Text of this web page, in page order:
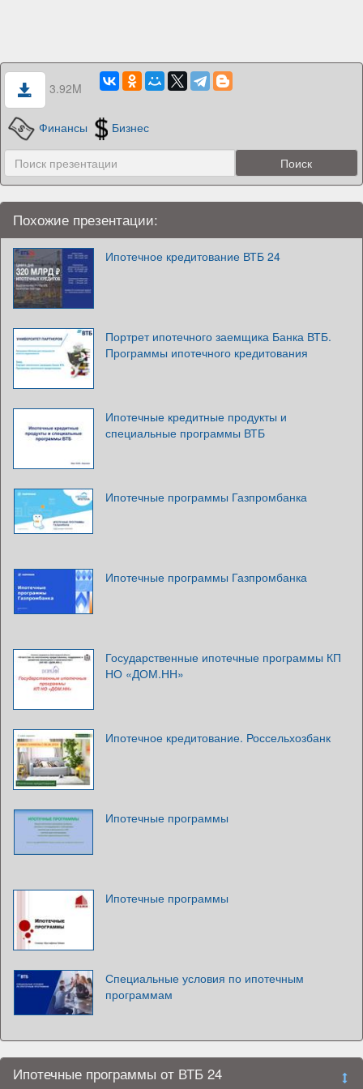
3.92M
Финансы Бизнес
Похожие презентации:
Ипотечное кредитование ВТБ 24
Портрет ипотечного заемщика Банка ВТБ.
Программы ипотечного кредитования
Ипотечные кредитные продукты и
специальные программы ВТБ
Ипотечные программы Газпромбанка
Ипотечные программы Газпромбанка
Государственные ипотечные программы КП
НО «ДОМ.НН»
Ипотечное кредитование. Россельхозбанк
Ипотечные программы
Ипотечные программы
Специальные условия по ипотечным
программам
Ипотечные программы от ВТБ 24